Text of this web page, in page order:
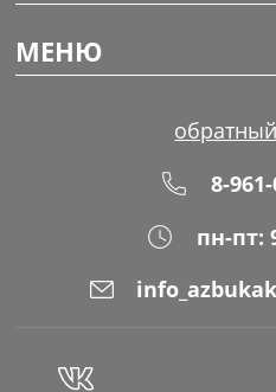
МЕНЮ
8-
пн-пт: